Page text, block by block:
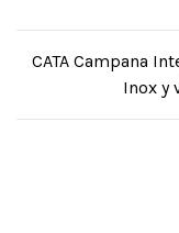
CATA Campana
Inox y